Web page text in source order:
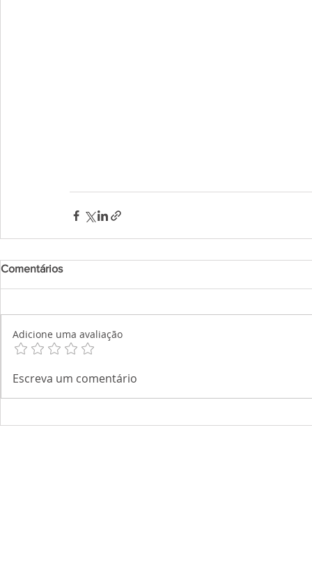
Comentários
Adicione uma avaliação
Escreva um comentário